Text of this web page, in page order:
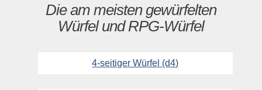
Die am meisten gewürfelten
Würfel und RPG-Würfel
4-seitiger Würfel (d4)